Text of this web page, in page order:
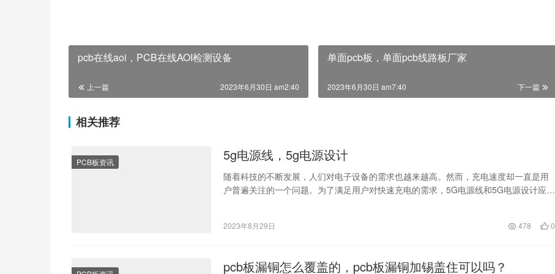
pcb在线aoi，PCB在线AOI检测设备
上一篇 2023年6月30日 am2:40
单面pcb板，单面pcb线路板厂家
下一篇
2023年6月30日 am7:40
相关推荐
PCB板资讯 5g电源线，5g电源设计
随着科技的不断发展，人们对电子设备的需求也越来越高。然而，充电速度却一直是用
户普遍关注的一个问题。为了满足用户对快速充电的需求，5G电源线和5G电源设计应运
2023年8月29日 478 0
pcb板漏铜怎么覆盖的，pcb板漏铜加锡盖住可以吗？